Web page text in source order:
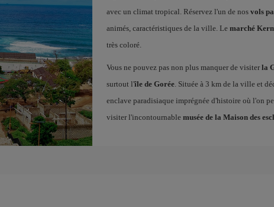
avec un climat tropical. Réservez l'un de nos vols
animés, caractéristiques de la ville. Le marché
très coloré.
Vous ne pouvez pas non plus manquer de visiter la
surtout l'île de Gorée. Située à 3 km de la ville et
enclave paradisiaque imprégnée d'histoire où l'on
visiter l'incontournable musée de la Maison des